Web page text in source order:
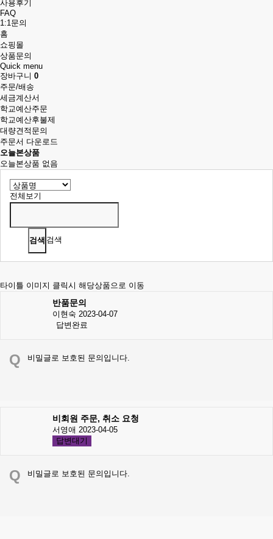
사용후기
FAQ
1:1문의
홈
쇼핑몰
상품문의
Quick menu
장바구니 0
주문/배송
세금계산서
학교예산주문
학교예산후불제
대량견적문의
주문서 다운로드
오늘본상품
오늘본상품 없음
전체보기
검색
타이틀 이미지 클릭시 해당상품으로 이동
반품문의
이현숙 2023-04-07
답변완료
Q 비밀글로 보호된 문의입니다.
비회원 주문, 취소 요청
서영애 2023-04-05
답변대기
Q 비밀글로 보호된 문의입니다.